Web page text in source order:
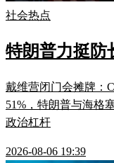
社会热点
特朗普力挺防
戴维营闭门会摊牌：
51%，特朗普与海格
政治杠杆
2026-08-06 19:39